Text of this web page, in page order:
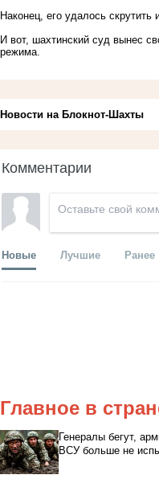
Наконец, его удалось скрутить
И вот, шахтинский суд вынес
режима.
Новости на Блoкнoт-Шахты
Комментарии
Новые Лучшие Ранее
Главное в
Генералы бегут,
ВСУ больше не